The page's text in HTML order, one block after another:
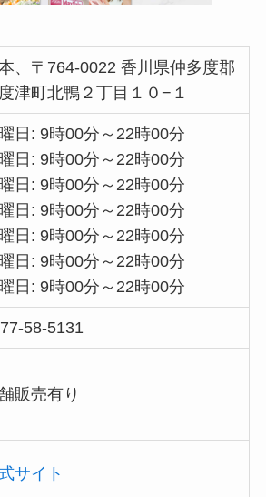
、〒764-0022 香川県仲多度郡
津町北鴨２丁目１０−１
日: 9時00分～22時00分
日: 9時00分～22時00分
日: 9時00分～22時00分
日: 9時00分～22時00分
日: 9時00分～22時00分
日: 9時00分～22時00分
日: 9時00分～22時00分
58-5131
販売有り
サイト